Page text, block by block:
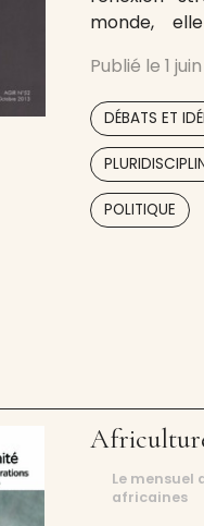
monde,
diffusion
Société de
notre
elle est
rubrique e-
Publié le 1
DÉBATS ET
POLITIQUE
Le mensuel
africaines